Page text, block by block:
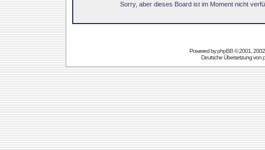
Sorry, aber dieses Board ist im Moment nicht
Powered byphpBB© 2001,
Deutsche Übersetzung von